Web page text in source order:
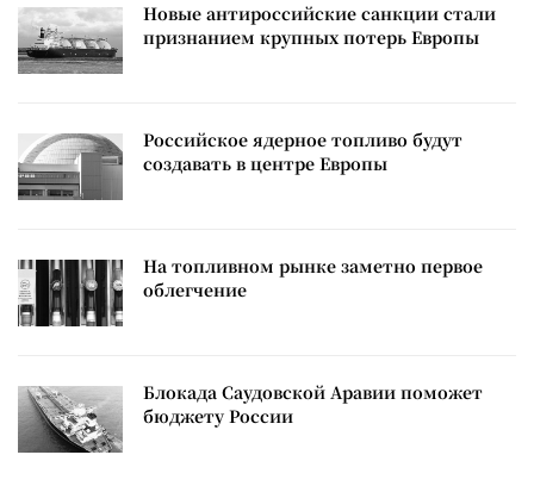
Новые антироссийские санкции стали
признанием крупных потерь Европы
Российское ядерное топливо будут
создавать в центре Европы
На топливном рынке заметно первое
облегчение
Блокада Саудовской Аравии поможет
бюджету России